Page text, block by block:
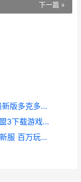
下一篇 »
多克多比童话世界新服火爆来袭 最新版多克多比童话世界下载一起来了 多克多比多比大全图片
火柴人联盟3下载 安卓版火柴人联盟3下载游戏新鲜地址和方式 火柴人联盟3下一个传说限定角色
竞速体育手机游戏《绿茵传奇》开新服 百万玩家已更新新版本 竞速体育直播